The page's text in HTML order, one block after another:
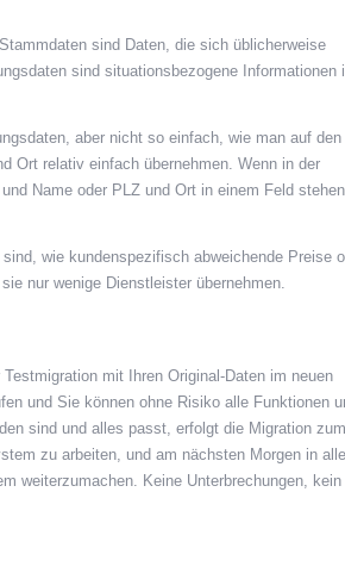
sind Daten, die sich üblicherweise
sind situationsbezogene Informationen
aber nicht so einfach, wie man auf den
Ort relativ einfach übernehmen. Wenn in der
Name oder PLZ und Ort in einem Feld
wie kundenspezifisch abweichende Preise
nur wenige Dienstleister übernehmen.
mit Ihren Original-Daten im neuen
und Sie können ohne Risiko alle Funktionen
sind und alles passt, erfolgt die Migration zum
zu arbeiten, und am nächsten Morgen in
weiterzumachen. Keine Unterbrechungen, kein